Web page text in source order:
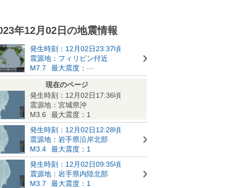
年12月02日の地震情報
発生時刻：12月02日23:37頃
震源地：フィリピン付近
M7.7
最大震度： ---
現在のページ
発生時刻：12月02日17:36頃
震源地：宮城県沖
M3.6
最大震度：1
発生時刻：12月02日12:28頃
震源地：岩手県沿岸北部
M3.4
最大震度：1
発生時刻：12月02日09:35頃
震源地：岩手県内陸北部
M3.7
最大震度：1